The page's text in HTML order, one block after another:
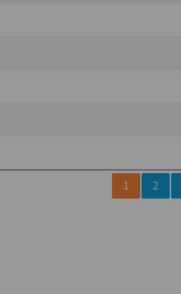
1 2
qu’elles ne transitent sur le réseau.
pas accessible depuis l’extérieur.
sur notre site peut en être affectée